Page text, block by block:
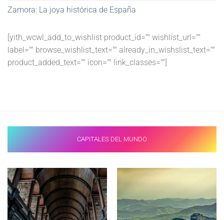
Zamora: La joya histórica de España
[yith_wcwl_add_to_wishlist product_id="" wishlist_url=""
label="" browse_wishlist_text="" already_in_wishslist_text=""
product_added_text="" icon="" link_classes=""]
CAPITALES DEL MUNDO